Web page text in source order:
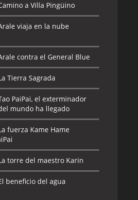
a Villa Pingüino
viaja en la nube
contra el General Blue
Tierra Sagrada
PaiPai, el exterminador
mundo ha llegado
fuerza Kame Hame
torre del maestro Karin
beneficio del agua